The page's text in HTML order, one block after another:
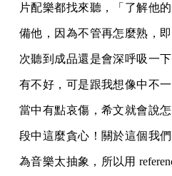
片配樂都找來聽，「了解他
備他，因為不管再怎麼熟，
次聽到成品還是會深呼吸一
有不好，可是跟我想像中不
當中有點哀傷，希文就會說
段中這麼貪心！關於這個我
為音樂太抽象，所以用